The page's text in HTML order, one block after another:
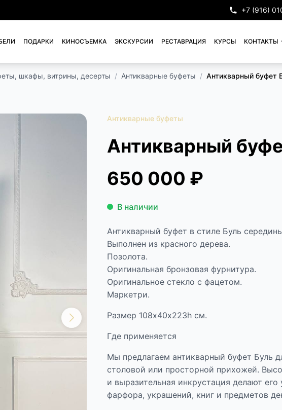
+7 (916)
ПОДАРКИ КИНОСЪЕМКА ЭКСКУРСИИ РЕСТАВРАЦИЯ КУРСЫ КОНТАКТЫ
шкафы, витрины, десерты / Антикварные буфеты / Антикварный буфет
Антикварные буфеты
Антикварный
650 000 ₽
В наличии
Антикварный буфет в стиле Буль
Выполнен из красного дерева.
Позолота.
Оригинальная бронзовая фурнитура.
Оригинальное стекло с фацетом.
Маркетри.
Размер 108х40х223h см.
Где применяется
Мы предлагаем антикварный буфет Буль
столовой или просторной прихожей.
и выразительная инкрустация делают
фарфора, украшений, книг и предметов